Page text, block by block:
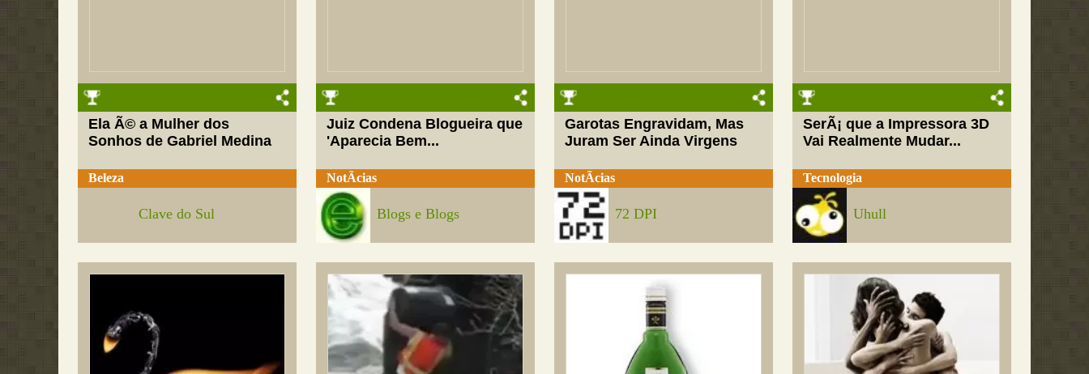
Ela Ã© a Mulher dos
Sonhos de Gabriel Medina
Beleza
Clave do Sul
Juiz Condena Blogueira que
'Aparecia Bem...
NotÃ­cias
Blogs e Blogs
Garotas Engravidam, Mas
Juram Ser Ainda Virgens
NotÃ­cias
72 DPI
SerÃ¡ que a Impressora 3D
Vai Realmente Mudar...
Tecnologia
Uhull